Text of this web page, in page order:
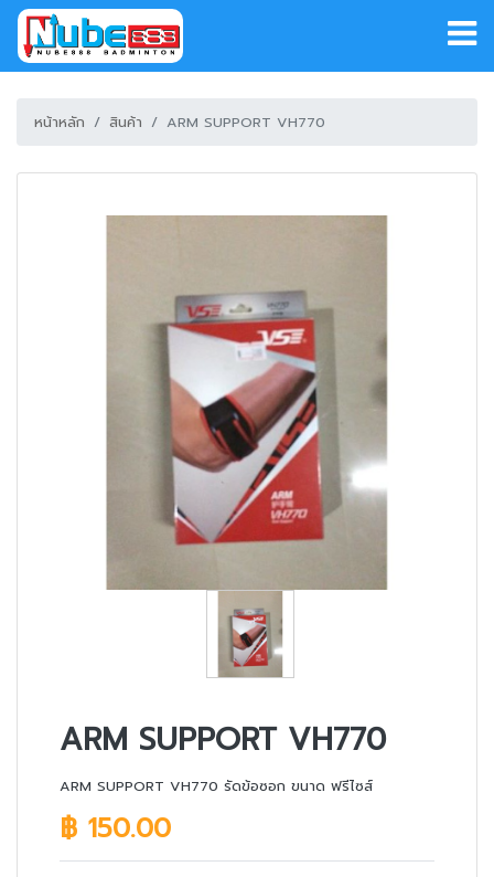
หน้าหลัก สินค้า ARM SUPPORT VH770
ARM SUPPORT VH770
ARM SUPPORT VH770 รัดข้อซอก ขนาด ฟรีไซส์
฿ 150.00